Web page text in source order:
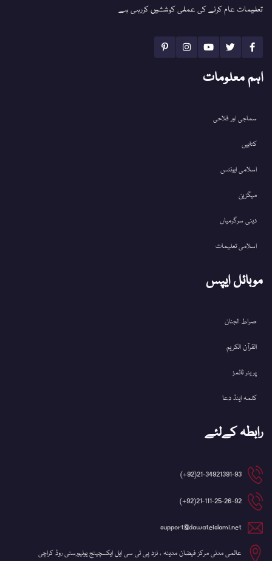
تعلیمات عام کرنے کی عملی کوششیں کررہی ہے
اہم معلومات
سماجی اور فلاحی
کتابیں
اسلامی ایونٹس
میگزین
دینی سرگرمیاں
اسلامی تعلیمات
موبائل ایپس
صراط الجنان
القرآن الکریم
پریئر ٹائمز
کلمہ اینڈ دعا
رابطہ کےلئے
21-34921391-93(92+)
21-111-25-26-92(92+)
support@dawateislami.net
عالمی مدنی مرکز فیضان مدینہ ، نزد پی ٹی سی ایل ایکسچینج یونیورسٹی روڈ کراچی